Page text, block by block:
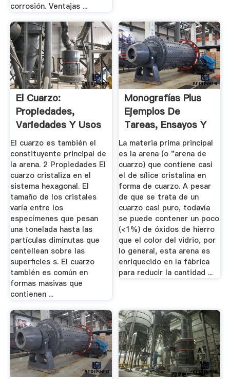
corrosión. Ventajas ...
El Cuarzo:
Propiedades,
Variedades Y Usos
El cuarzo es también el
constituyente principal de
la arena. 2 Propiedades El
cuarzo cristaliza en el
sistema hexagonal. El
tamaño de los cristales
varía entre los
especímenes que pesan
una tonelada hasta las
partículas diminutas que
centellean sobre las
superficies s. El cuarzo
también es común en
formas masivas que
contienen ...
Monografías Plus
Ejemplos De
Tareas, Ensayos Y
Trabajos ...
La materia prima principal
es la arena (o "arena de
cuarzo) que contiene casi
el de sílice cristalina en
forma de cuarzo. A pesar
de que se trata de un
cuarzo casi puro, todavía
se puede contener un poco
(<1%) de óxidos de hierro
que el color del vidrio, por
lo general, esta arena es
enriquecido en la fábrica
para reducir la cantidad ...